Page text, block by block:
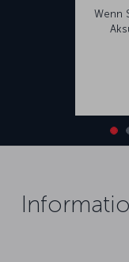
Wenn